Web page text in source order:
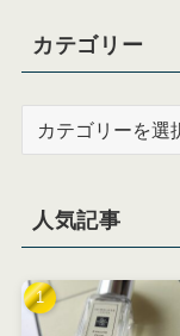
カテゴリー
ー
人気記事